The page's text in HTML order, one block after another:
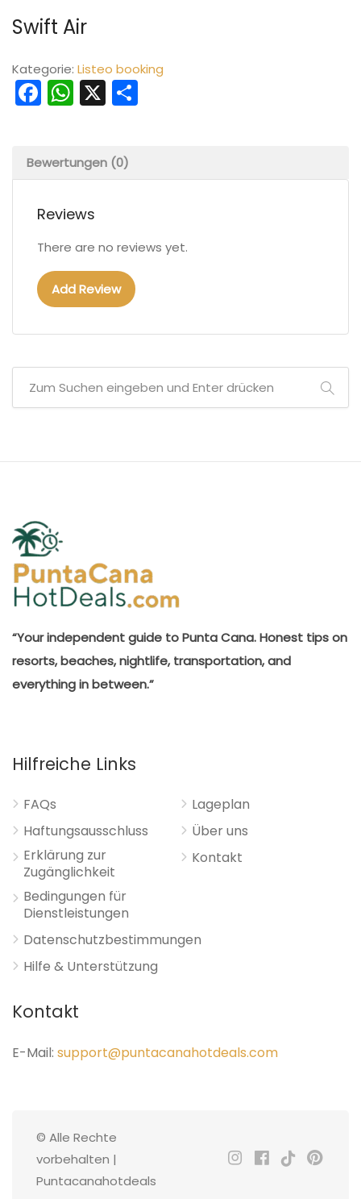
Swift Air
Kategorie: Listeo booking
Facebook
WhatsApp
X
Bewertungen (0)
Reviews
There are no reviews yet.
Add Review
“Your independent guide to Punta Cana. Honest tips on
resorts, beaches, nightlife, transportation, and
everything in between.”
Hilfreiche Links
FAQs
Haftungsausschluss
Erklärung zur
Zugänglichkeit
Bedingungen für
Dienstleistungen
Datenschutzbestimmungen
Hilfe & Unterstützung
Lageplan
Über uns
Kontakt
Kontakt
E-Mail: support@puntacanahotdeals.com
© Alle Rechte
vorbehalten |
Puntacanahotdeals